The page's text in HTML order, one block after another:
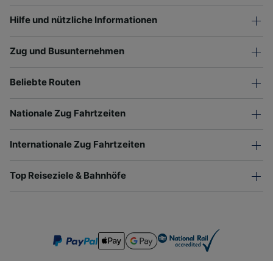
Hilfe und nützliche Informationen
Zug und Busunternehmen
Beliebte Routen
Nationale Zug Fahrtzeiten
Internationale Zug Fahrtzeiten
Top Reiseziele & Bahnhöfe